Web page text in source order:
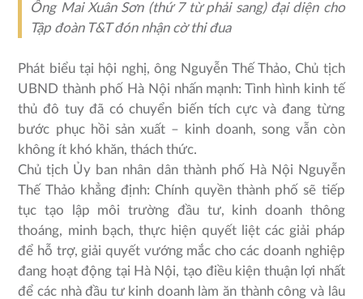
Ông Mai Xuân Sơn (thứ 7 từ phải sang) đại diện cho
Tập đoàn T&T đón nhận cờ thi đua
Phát biểu tại hội nghị, ông Nguyễn Thế Thảo, Chủ tịch
UBND thành phố Hà Nội nhấn mạnh: Tình hình kinh tế
thủ đô tuy đã có chuyển biến tích cực và đang từng
bước phục hồi sản xuất – kinh doanh, song vẫn còn
không ít khó khăn, thách thức.
Chủ tịch Ủy ban nhân dân thành phố Hà Nội Nguyễn
Thế Thảo khẳng định: Chính quyền thành phố sẽ tiếp
tục tạo lập môi trường đầu tư, kinh doanh thông
thoáng, minh bạch, thực hiện quyết liệt các giải pháp
để hỗ trợ, giải quyết vướng mắc cho các doanh nghiệp
đang hoạt động tại Hà Nội, tạo điều kiện thuận lợi nhất
để các nhà đầu tư kinh doanh làm ăn thành công và lâu